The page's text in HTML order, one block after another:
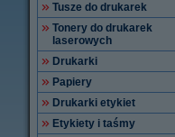
Tusze do drukarek
Tonery do drukarek
laserowych
Drukarki
Papiery
Drukarki etykiet
Etykiety i taśmy